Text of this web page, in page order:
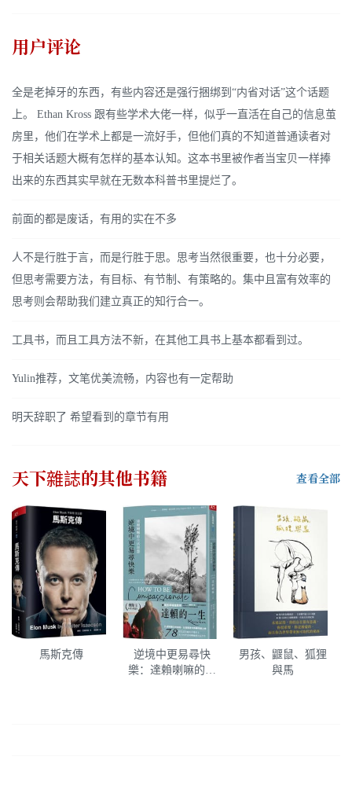
用户评论
全是老掉牙的东西，有些内容还是强行捆绑到“内省对话”这个话题
上。 Ethan Kross 跟有些学术大佬一样，似乎一直活在自己的信息茧
房里，他们在学术上都是一流好手，但他们真的不知道普通读者对
于相关话题大概有怎样的基本认知。这本书里被作者当宝贝一样捧
出来的东西其实早就在无数本科普书里提烂了。
前面的都是废话，有用的实在不多
人不是行胜于言，而是行胜于思。思考当然很重要，也十分必要，
但思考需要方法，有目标、有节制、有策略的。集中且富有效率的
思考则会帮助我们建立真正的知行合一。
工具书，而且工具方法不新，在其他工具书上基本都看到过。
Yulin推荐，文笔优美流畅，内容也有一定帮助
明天辞职了 希望看到的章节有用
天下雜誌的其他书籍 查看全部
馬斯克傳
逆境中更易尋快
樂：達賴喇嘛的生
男孩、鼴鼠、狐狸
與馬